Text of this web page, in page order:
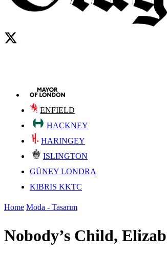
ENFIELD
HACKNEY
HARINGEY
ISLINGTON
GÜNEY LONDRA
KIBRIS KKTC
Home Moda - Tasarım
Nobody’s Child,